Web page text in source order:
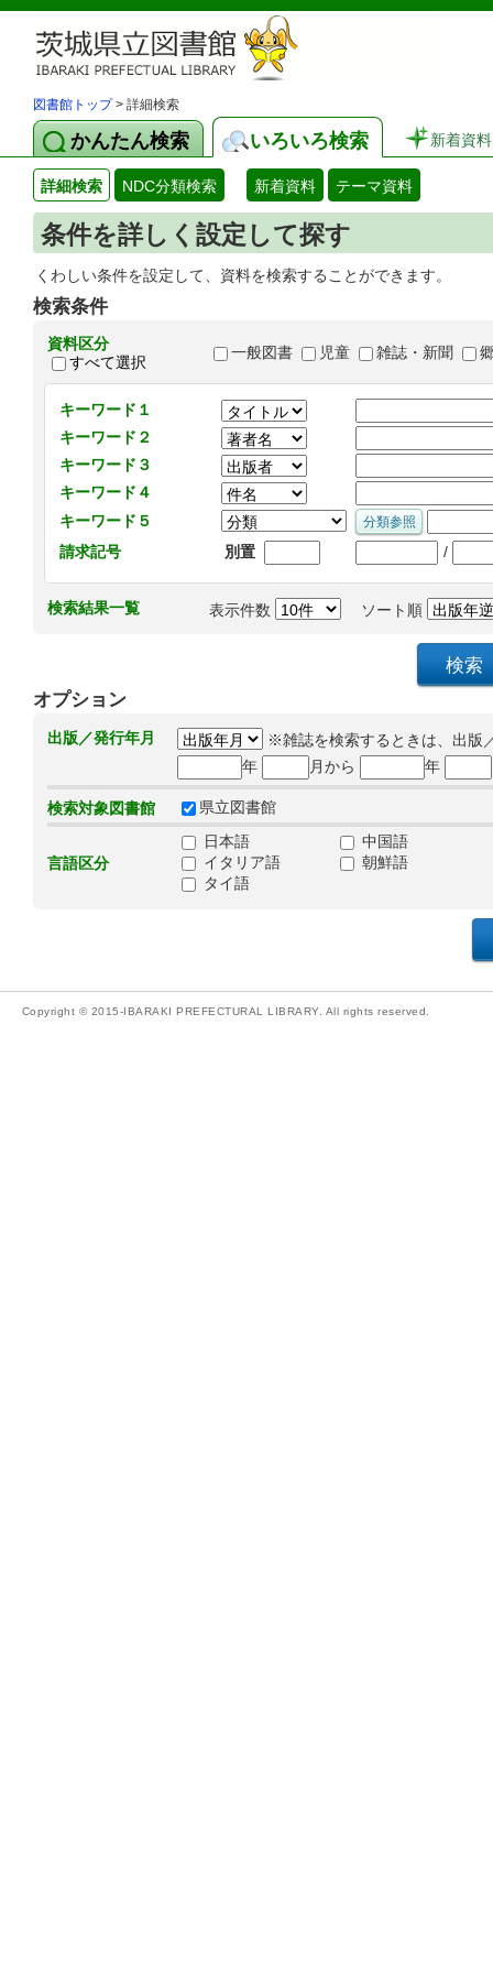
図書館トップ> 詳細検索
かんたん検索 いろいろ検索 新着資料
詳細検索 NDC分類検索 新着資料 テーマ資料
条件を詳しく設定して探す
くわしい条件を設定して、資料を検索することができます。
検索条件
資料区分
すべて選択
一般図書 児童 雑誌・新聞
キーワード１
キーワード２
キーワード３
キーワード４
キーワード５
請求記号
別置 /
検索結果一覧 表示件数 ソート順
オプション
出版／発行年月
※雑誌を検索するときは、出版
年
月から 年
検索対象図書館 県立図書館
言語区分
日本語
中国語
イタリア語
朝鮮語
タイ語
Copyright © 2015-IBARAKI PREFECTURAL LIBRARY. All rights reserved.